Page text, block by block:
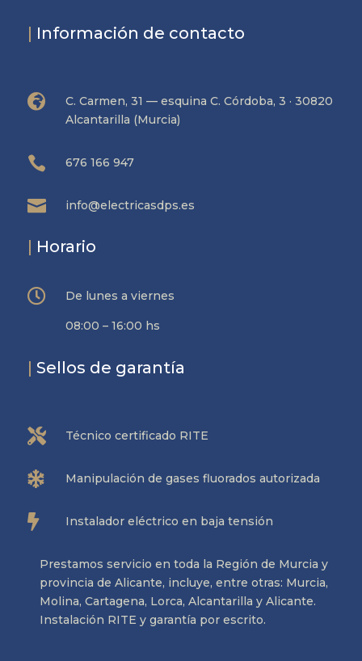
| Información de contacto

C. Carmen, 31 — esquina C. Córdoba, 3 · 30820
Alcantarilla (Murcia)
 676 166 947
 info@electricasdps.es
| Horario
 De lunes a viernes
08:00 – 16:00 hs
| Sellos de garantía
 Técnico certificado RITE
 Manipulación de gases fluorados autorizada
 Instalador eléctrico en baja tensión
Prestamos servicio en toda la Región de Murcia y
provincia de Alicante, incluye, entre otras: Murcia,
Molina, Cartagena, Lorca, Alcantarilla y Alicante.
Instalación RITE y garantía por escrito.